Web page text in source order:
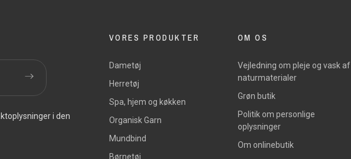
i den
VORES PRODUKTER
Dametøj
Herretøj
Spa, hjem og køkken
Organisk Garn
Mundbind
Børnetøj
OM OS
Vejledning om pleje og vask af
naturmaterialer
Grøn butik
Politik om personlige
oplysninger
Om onlinebutik